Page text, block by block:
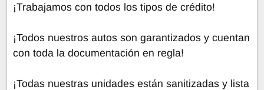
¡Trabajamos con todos los tipos de crédito!
¡Todos nuestros autos son garantizados y cuentan
con toda la documentación en regla!
¡Todas nuestras unidades están sanitizadas y lista